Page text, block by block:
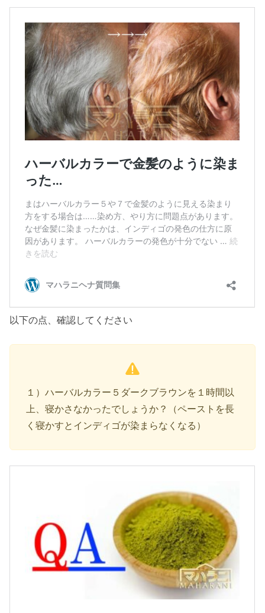
以下の点、確認してください
１）ハーバルカラー５ダークブラウンを１時間以
上、寝かさなかったでしょうか？（ペーストを長
く寝かすとインディゴが染まらなくなる）